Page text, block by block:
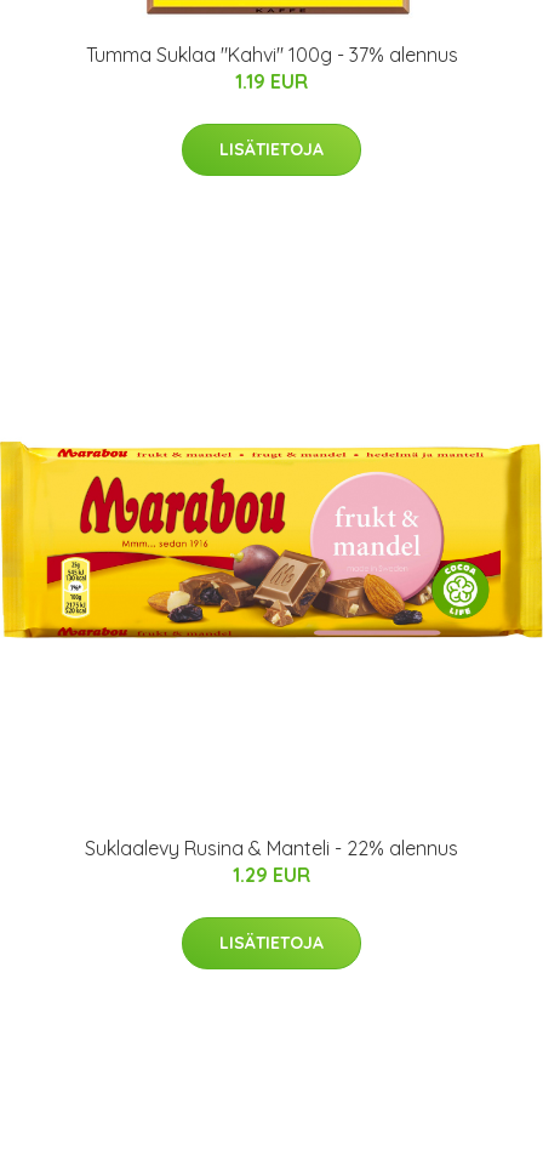
Tumma Suklaa "Kahvi" 100g - 37% alennus
1.19 EUR
LISÄTIETOJA
Suklaalevy Rusina & Manteli - 22% alennus
1.29 EUR
LISÄTIETOJA